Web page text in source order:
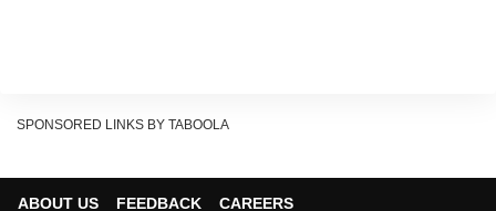
SPONSORED LINKS BY TABOOLA
ABOUT US FEEDBACK
CAREERS